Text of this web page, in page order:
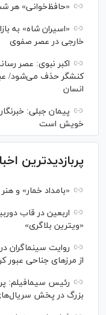
«حافظ‌خوانی» هر شب
«اسیران شاه» به
خارجی در عصر صفوی
اکبر نبوی: عصر
کنشگر حذف می‌شود/
انسان
پیمان جبلی:
خویش است
پربازدیدترین
«بامداد خمار» و
اربعین در قاب
«ویترین بلاگری»
روایت سینماگران
از مرزهای جناحی عبور
رئیس سیمافیلم:
بزرگ در پخش